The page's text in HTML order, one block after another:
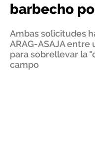
barbecho
Ambas solicitudes
ARAG-ASAJA
para sobrellevar la
campo